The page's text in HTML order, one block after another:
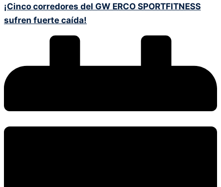
¡Cinco corredores del GW ERCO SPORTFITNESS
sufren fuerte caída!